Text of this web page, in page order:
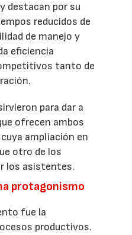
destacan por su
reducidos de
de manejo y
eficiencia
tanto de
para dar a
ofrecen ambos
ampliación en
otro de los
los asistentes.
protagonismo
fue la
productivos.